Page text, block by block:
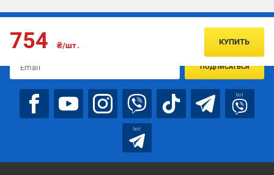
754 ₴/шт. КУПИТЬ
Подписывайтесь, чтобы узнавать первым об акцияx и
ПОДПИСАТЬСЯ
bot
bot